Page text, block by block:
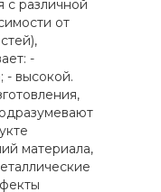
с различной
от
-
- высокой.
материала,